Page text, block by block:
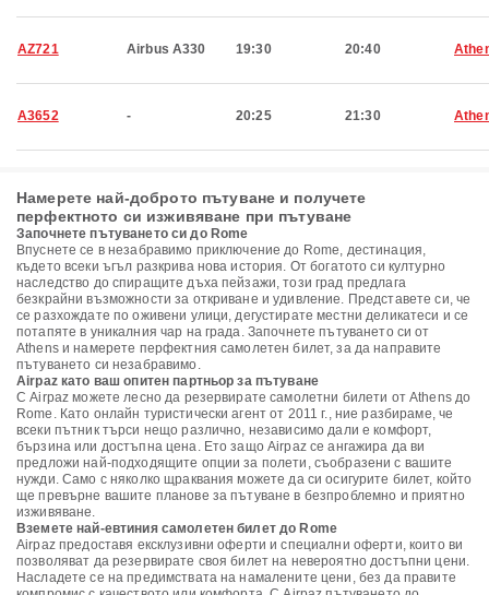
AZ721 Airbus A330 19:30 20:40
A3652 - 20:25 21:30
Намерете най-доброто пътуване и получете
перфектното си изживяване при пътуване
Започнете пътуването си до Rome
Впуснете се в незабравимо приключение до Rome, дестинация,
където всеки ъгъл разкрива нова история. От богатото си културно
наследство до спиращите дъха пейзажи, този град предлага
безкрайни възможности за откриване и удивление. Представете си, че
се разхождате по оживени улици, дегустирате местни деликатеси и се
потапяте в уникалния чар на града. Започнете пътуването си от
Athens и намерете перфектния самолетен билет, за да направите
пътуването си незабравимо.
Airpaz като ваш опитен партньор за пътуване
С Airpaz можете лесно да резервирате самолетни билети от Athens до
Rome. Като онлайн туристически агент от 2011 г., ние разбираме, че
всеки пътник търси нещо различно, независимо дали е комфорт,
бързина или достъпна цена. Ето защо Airpaz се ангажира да ви
предложи най-подходящите опции за полети, съобразени с вашите
нужди. Само с няколко щраквания можете да си осигурите билет, който
ще превърне вашите планове за пътуване в безпроблемно и приятно
изживяване.
Вземете най-евтиния самолетен билет до Rome
Airpaz предоставя ексклузивни оферти и специални оферти, които ви
позволяват да резервирате своя билет на невероятно достъпни цени.
Насладете се на предимствата на намалените цени, без да правите